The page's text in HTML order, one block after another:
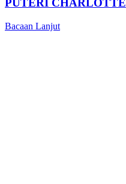
PUTERI CHARLOTTE
Bacaan Lanjut